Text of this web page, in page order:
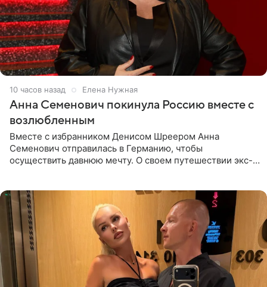
10 часов назад Елена Нужная
Анна Семенович покинула Россию вместе с
возлюбленным
Вместе с избранником Денисом Шреером Анна
Семенович отправилась в Германию, чтобы
осуществить давнюю мечту. О своем путешествии экс-